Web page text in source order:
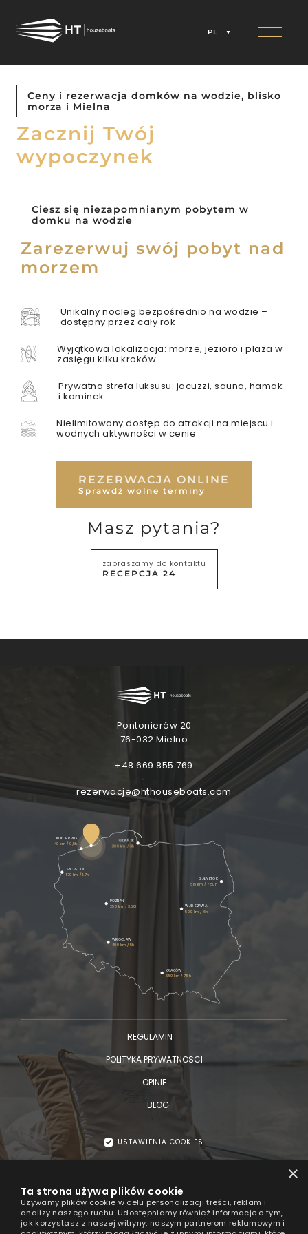
PL
DOMKI
GALERIA
Ceny i rezerwacja domków na wodzie, blisko
morza i Mielna
Zacznij Twój
wypoczynek
Zarezerwuj swój pobyt nad
morzem
Ciesz się niezapomnianym pobytem w
domku na wodzie
Unikalny nocleg bezpośrednio na wodzie –
dostępny przez cały rok
Wyjątkowa lokalizacja: morze, jezioro i plaża w
zasięgu kilku kroków
Prywatna strefa luksusu: jacuzzi, sauna, hamak
i kominek
Nielimitowany dostęp do atrakcji na miejscu i
wodnych aktywności w cenie
REZERWACJA ONLINE
Sprawdź wolne terminy
Masz pytania?
zapraszamy do kontaktu
RECEPCJA 24
EFEKT WOW KUP VOUCHER
Pontonierów 20
76-032 Mielno
+48 669 855 769
rezerwacje@hthouseboats.com
GDAŃSK
200 km / 3h
WARSZAWA
500 km / 6h
BIAŁYSTOK
615 km / 7.50h
KRAKÓW
650 km / 7,5h
WROCŁAW
400 km / 5h
POZNAŃ
250 km / 3.60h
SZCZECIN
170 km / 1.7h
KOŁOBRZEG
40 km / 0,5h
REGULAMIN
POLITYKA PRYWATNOSCI
OPINIE
BLOG
USTAWIENIA COOKIES
luksusowe domki na wodzie nad morzem
×
Ta strona używa plików cookie
Używamy plików cookie w celu personalizacji treści, reklam i
analizy naszego ruchu. Udostępniamy również informacje o tym,
jak korzystasz z naszej witryny, naszym partnerom reklamowym i